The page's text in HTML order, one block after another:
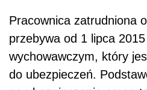
Pracownica zatrudniona
przebywa od 1 lipca
wychowawczym, który
do ubezpieczeń.